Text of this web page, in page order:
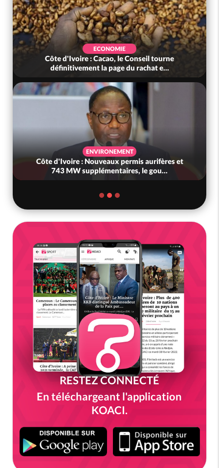
ECONOMIE
Côte d'Ivoire : Cacao, le Conseil tourne
définitivement la page du rachat e...
ENVIRONEMENT
Côte d'Ivoire : Nouveaux permis aurifères et
743 MW supplémentaires, le gou...
RESTEZ CONNECTÉ
En téléchargeant l'application
KOACI.